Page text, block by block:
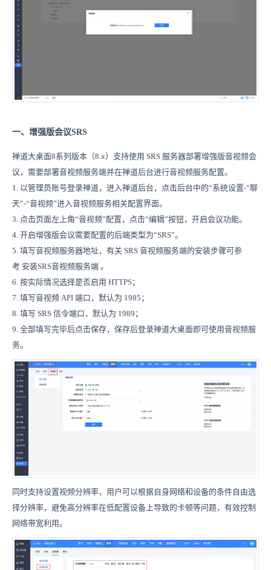
一、增强版会议SRS
禅道大桌面8系列版本（8.x）支持使用 SRS 服务器部署增强版音视频会
议，需要部署音视频服务端并在禅道后台进行音视频服务配置。
1. 以管理员账号登录禅道，进入禅道后台，点击后台中的“系统设置-“聊
天”-“音视频”进入音视频服务相关配置界面。
3. 点击页面左上角“音视频”配置，点击“编辑”按钮，开启会议功能。
4. 开启增强版会议需要配置的后端类型为“SRS”。
5. 填写音视频服务器地址，有关 SRS 音视频服务端的安装步骤可参
考 安装SRS音视频服务端 。
6. 按实际情况选择是否启用 HTTPS；
7. 填写音视频 API 端口，默认为 1985；
8. 填写 SRS 信令端口，默认为 1989；
9. 全部填写完毕后点击保存，保存后登录禅道大桌面即可使用音视频服
务。
同时支持设置视频分辨率，用户可以根据自身网络和设备的条件自由选
择分辨率，避免高分辨率在低配置设备上导致的卡顿等问题，有效控制
网络带宽利用。